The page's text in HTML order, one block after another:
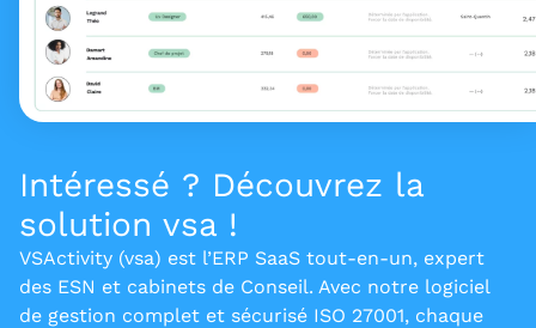
Intéressé ? Découvrez la
solution vsa !
VSActivity (vsa) est l’ERP SaaS tout-en-un, expert
des ESN et cabinets de Conseil. Avec notre logiciel
de gestion complet et sécurisé ISO 27001, chaque